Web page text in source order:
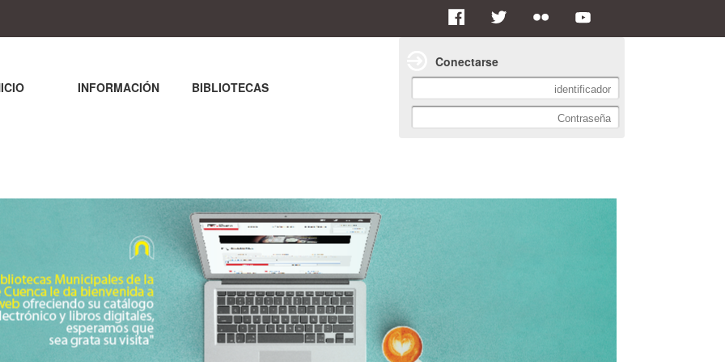
INFORMACIÓN BIBLIOTECAS
Conectarse